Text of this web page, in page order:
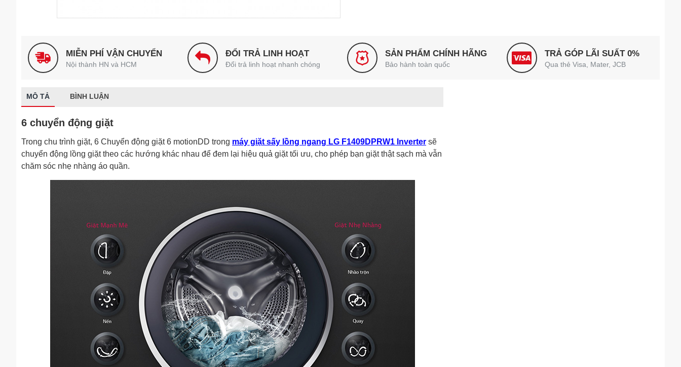
MIỄN PHÍ VẬN CHUYỂN
Nội thành HN và HCM
ĐỔI TRẢ LINH HOẠT
Đổi trả linh hoạt nhanh chóng
SẢN PHẨM CHÍNH HÃNG
Bảo hành toàn quốc
TRẢ GÓP LÃI SUẤT 0%
Qua thẻ Visa, Mater, JCB
MÔ TẢ BÌNH LUẬN
6 chuyển động giặt
Trong chu trình giặt, 6 Chuyển động giặt 6 motionDD trong máy giặt sấy lồng ngang LG F1409DPRW1 Inverter sẽ
chuyển động lồng giặt theo các hướng khác nhau để đem lại hiệu quả giặt tối ưu, cho phép bạn giặt thật sạch mà vẫn
chăm sóc nhẹ nhàng áo quần.